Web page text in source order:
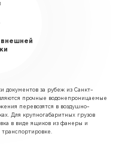
внешней
документов за рубеж из Санкт–
прочные водонепроницаемые
перевозятся в воздушно–
Для крупногабаритных грузов
в виде ящиков из фанеры и